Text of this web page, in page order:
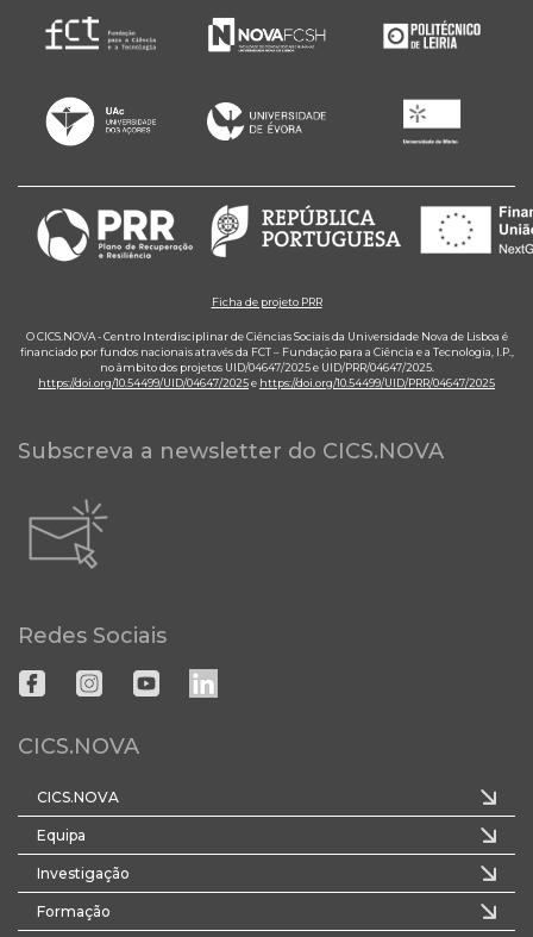
Ficha de projeto PRR
O CICS.NOVA - Centro Interdisciplinar de Ciências Sociais da Universidade Nova de Lisboa é
financiado por fundos nacionais através da FCT – Fundação para a Ciência e a Tecnologia, I.P.,
no âmbito dos projetos UID/04647/2025 e UID/PRR/04647/2025.
https://doi.org/10.54499/UID/04647/2025e https://doi.org/10.54499/UID/PRR/04647/2025
Subscreva a newsletter do CICS.NOVA
Redes Sociais
CICS.NOVA
CICS.NOVA
Equipa
Investigação
Formação